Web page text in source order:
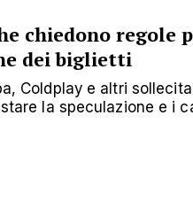
chiedono regole
dei biglietti
Coldplay e altri
la speculazione e i